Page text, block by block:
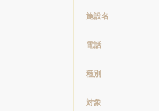
施設名
電話
種別
対象